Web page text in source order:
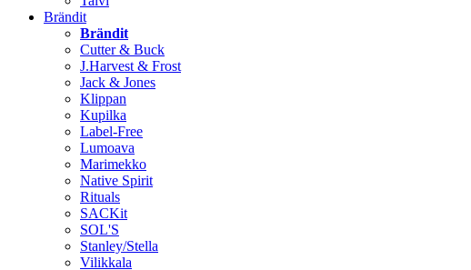
Brändit
Brändit
Cutter & Buck
J.Harvest & Frost
Jack & Jones
Klippan
Kupilka
Label-Free
Lumoava
Marimekko
Native Spirit
Rituals
SACKit
SOL'S
Stanley/Stella
Vilikkala